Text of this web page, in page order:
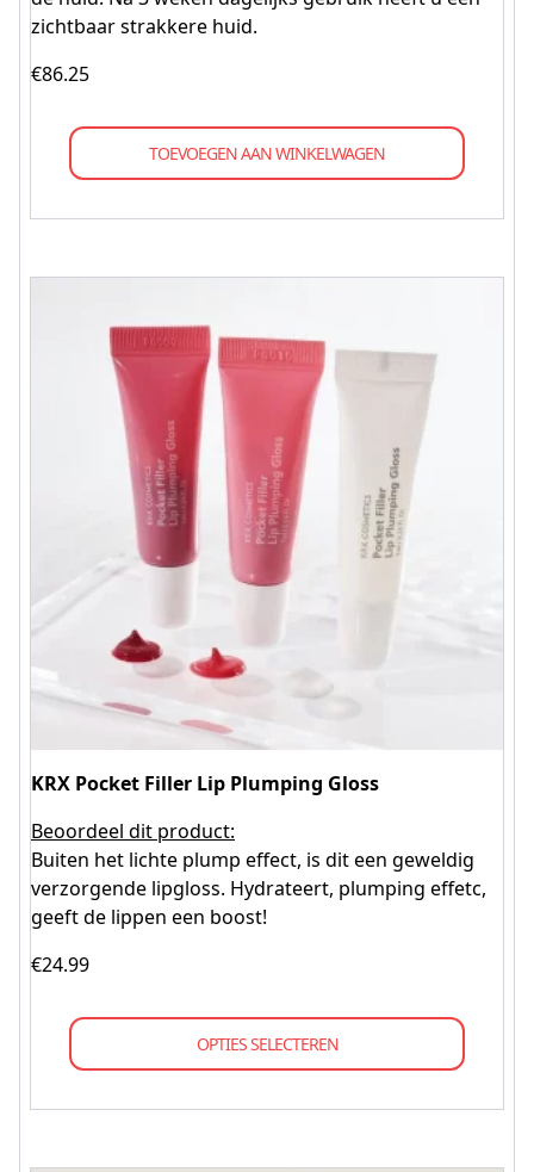
zichtbaar strakkere huid.
€86.25
TOEVOEGEN AAN WINKELWAGEN
KRX Pocket Filler Lip Plumping Gloss
Beoordeel dit product:
Buiten het lichte plump effect, is dit een geweldig
verzorgende lipgloss. Hydrateert, plumping effetc,
geeft de lippen een boost!
€24.99
OPTIES SELECTEREN